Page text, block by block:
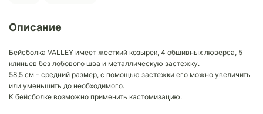
Описание
Бейсболка VALLEY имеет жесткий козырек, 4 обшивных люверса, 5
клиньев без лобового шва и металлическую застежку.
58,5 см - средний размер, с помощью застежки его можно увеличить
или уменьшить до необходимого.
К бейсболке возможно применить кастомизацию.